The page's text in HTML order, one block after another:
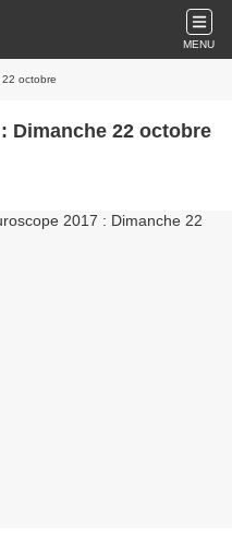
MENU
octobre
Dimanche 22 octobre